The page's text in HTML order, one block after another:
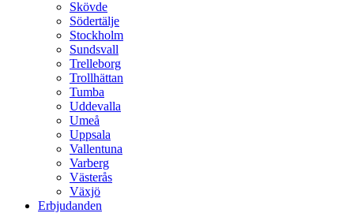
Skövde
Södertälje
Stockholm
Sundsvall
Trelleborg
Trollhättan
Tumba
Uddevalla
Umeå
Uppsala
Vallentuna
Varberg
Västerås
Växjö
Erbjudanden